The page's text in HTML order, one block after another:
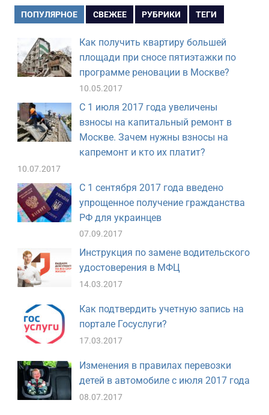
ПОПУЛЯРНОЕ СВЕЖЕЕ РУБРИКИ ТЕГИ
Как получить квартиру большей
площади при сносе пятиэтажки по
программе реновации в Москве?
10.05.2017
С 1 июля 2017 года увеличены
взносы на капитальный ремонт в
Москве. Зачем нужны взносы на
капремонт и кто их платит?
10.07.2017
С 1 сентября 2017 года введено
упрощенное получение гражданства
РФ для украинцев
07.09.2017
Инструкция по замене водительского
удостоверения в МФЦ
14.03.2017
Как подтвердить учетную запись на
портале Госуслуги?
17.03.2017
Изменения в правилах перевозки
детей в автомобиле с июля 2017 года
08.07.2017